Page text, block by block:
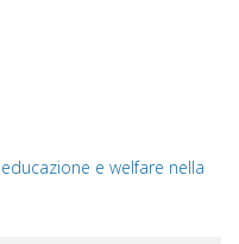
e welfare nella